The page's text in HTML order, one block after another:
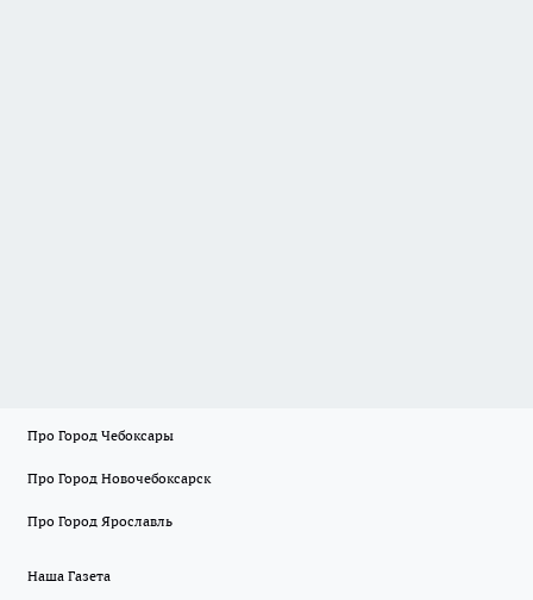
Про Город Чебоксары
Про Город Новочебоксарск
Про Город Ярославль
Наша Газета